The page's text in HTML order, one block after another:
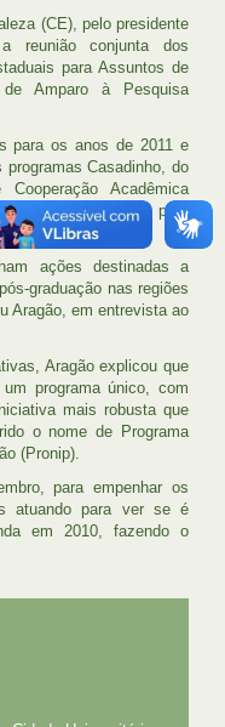
(CE), pelo presidente
reunião conjunta dos
para Assuntos de
Amparo à Pesquisa
para os anos de 2011 e
Casadinho, do
Acadêmica
no âmbito da pós-
ações destinadas a
graduação nas regiões
Aragão, em entrevista ao
Aragão explicou que
programa único, com
mais robusta que
o nome de Programa
(Pronip).
para empenhar os
atuando para ver se é
em 2010, fazendo o